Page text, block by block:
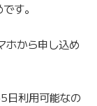
す。
ホから申し込め
日利用可能なの